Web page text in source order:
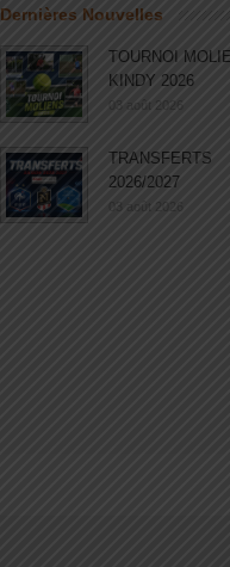
Dernières Nouvelles
TOURNOI
KINDY 2026
03 août 2026
TRANSFERTS
2026/2027
03 août 2026